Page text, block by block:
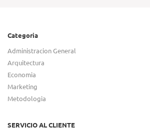
Categoria
Administracion General
Arquitectura
Economia
Marketing
Metodologia
SERVICIO AL CLIENTE